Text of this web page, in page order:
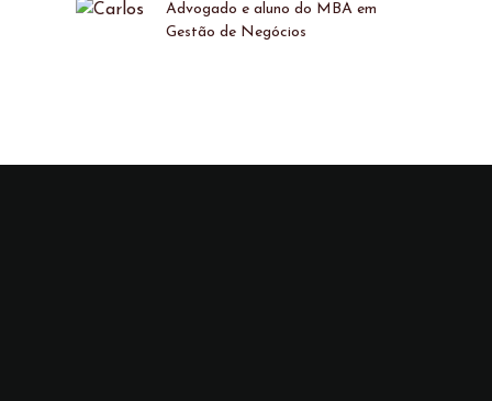
Advogado e aluno do MBA em
Gestão de Negócios